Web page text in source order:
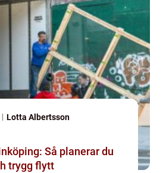
Lotta Albertsson
Så planerar du
trygg flytt